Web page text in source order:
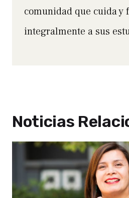
comunidad que cuida y
integralmente a sus
Noticias